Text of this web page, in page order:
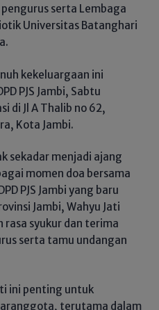
serta Lembaga
Universitas Batanghari
kekeluargaan ini
PJS Jambi, Sabtu
di Jl A Thalib no 62,
Kota Jambi.
sekadar menjadi ajang
momen doa bersama
PJS Jambi yang baru
Jambi, Wahyu Jati
rasa syukur dan terima
serta tamu undangan
ini penting untuk
terutama dalam